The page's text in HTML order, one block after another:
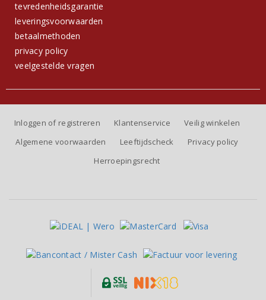
tevredenheidsgarantie
leveringsvoorwaarden
betaalmethoden
privacy policy
veelgestelde vragen
Inloggen of registreren Klantenservice
Veilig winkelen
Algemene voorwaarden
Leeftijdscheck
Privacy policy
Herroepingsrecht